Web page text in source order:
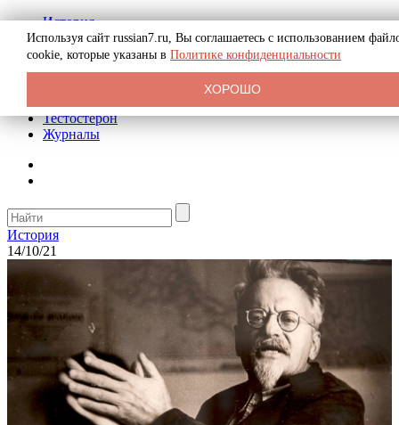
История
Биография
Криминал
Реклама на сайте
Тестостерон
Журналы
История
14/10/21
Используя сайт russian7.ru, Вы соглашаетесь с использованием
cookie, которые указаны в Политике конфиденциальности
ХОРОШО